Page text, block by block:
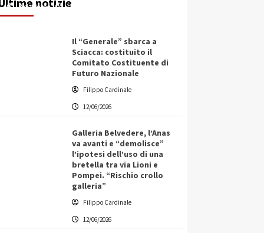
Redazione 12/06/2026
Il “Generale” sbarca a
Sciacca: costituito il
Comitato Costituente di
Futuro Nazionale
Filippo Cardinale
12/06/2026
Galleria Belvedere, l’Anas
va avanti e “demolisce”
l’ipotesi dell’uso di una
bretella tra via Lioni e
Pompei. “Rischio crollo
galleria”
Filippo Cardinale
12/06/2026